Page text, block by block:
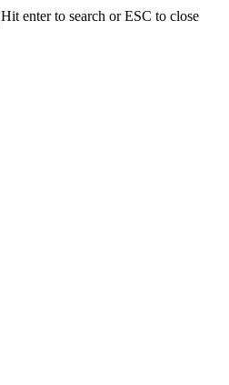
Hit enter to search or ESC to close